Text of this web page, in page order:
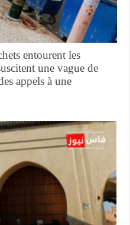
entourent les
une vague de
appels à une